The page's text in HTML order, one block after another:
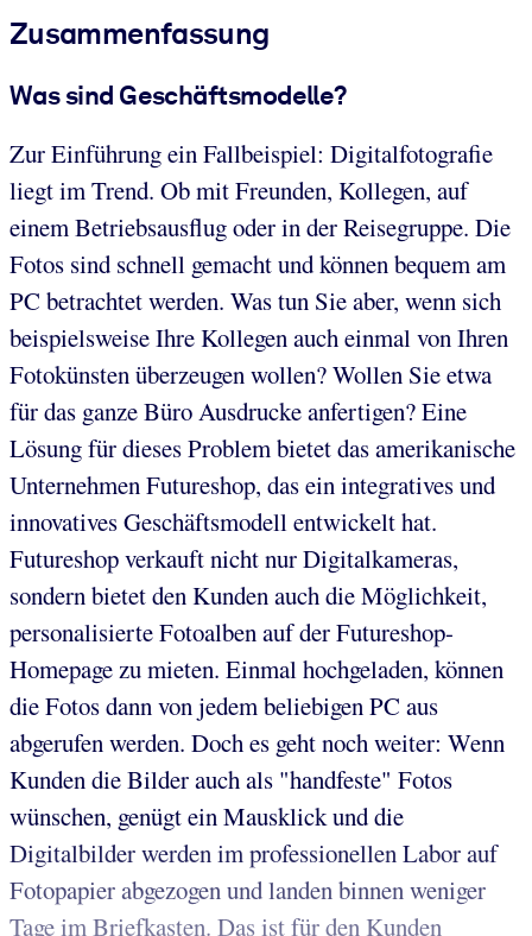
Zusammenfassung
Was sind Geschäftsmodelle?
Zur Einführung ein Fallbeispiel: Digitalfotografie
liegt im Trend. Ob mit Freunden, Kollegen, auf
einem Betriebsausflug oder in der Reisegruppe. Die
Fotos sind schnell gemacht und können bequem am
PC betrachtet werden. Was tun Sie aber, wenn sich
beispielsweise Ihre Kollegen auch einmal von Ihren
Fotokünsten überzeugen wollen? Wollen Sie etwa
für das ganze Büro Ausdrucke anfertigen? Eine
Lösung für dieses Problem bietet das amerikanische
Unternehmen Futureshop, das ein integratives und
innovatives Geschäftsmodell entwickelt hat.
Futureshop verkauft nicht nur Digitalkameras,
sondern bietet den Kunden auch die Möglichkeit,
personalisierte Fotoalben auf der Futureshop-
Homepage zu mieten. Einmal hochgeladen, können
die Fotos dann von jedem beliebigen PC aus
abgerufen werden. Doch es geht noch weiter: Wenn
Kunden die Bilder auch als "handfeste" Fotos
wünschen, genügt ein Mausklick und die
Digitalbilder werden im professionellen Labor auf
Fotopapier abgezogen und landen binnen weniger
Tage im Briefkasten. Das ist für den Kunden